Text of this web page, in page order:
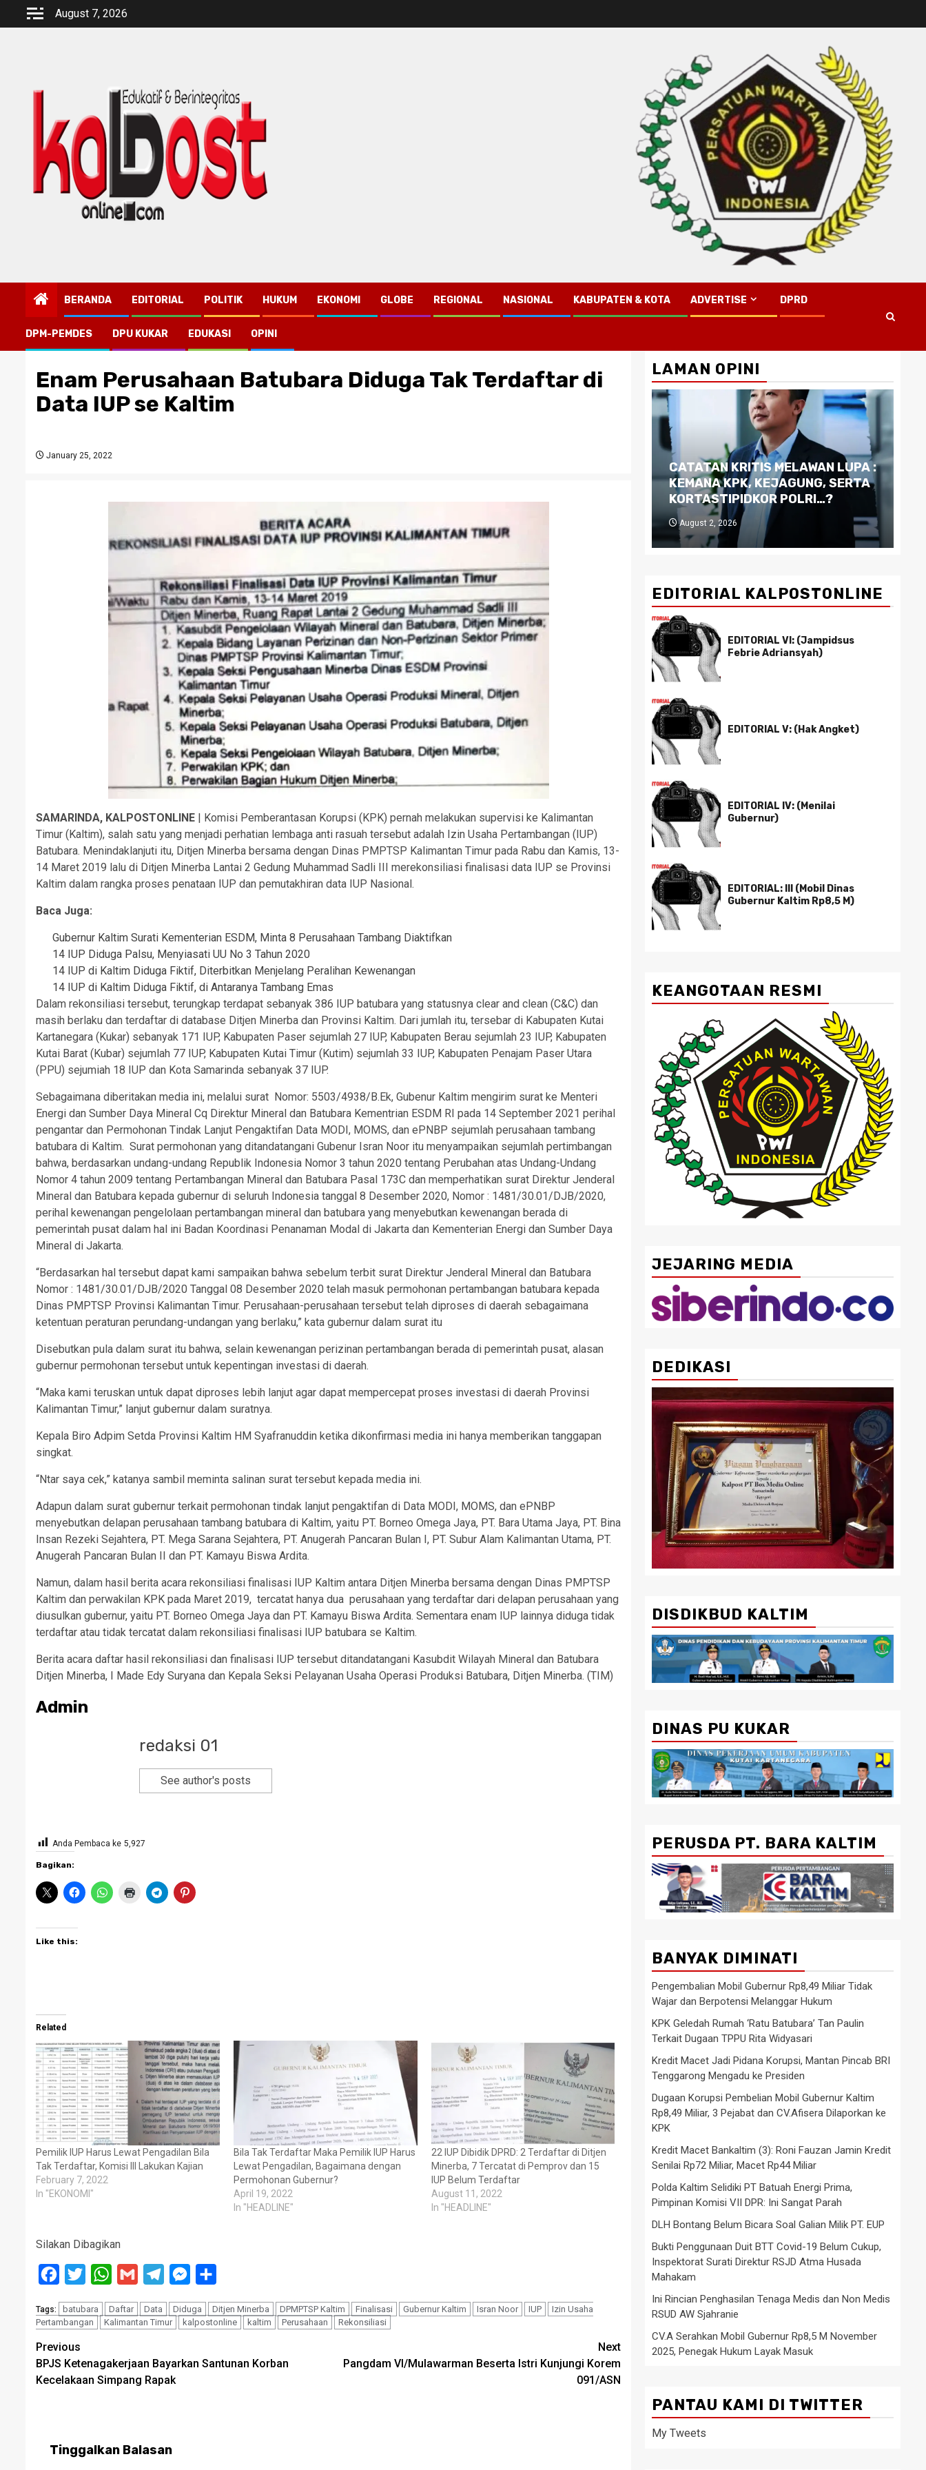
August 7, 2026
BERANDA EDITORIAL POLITIK HUKUM EKONOMI GLOBE REGIONAL NASIONAL KABUPATEN & KOTA ADVERTISE DPRD
DPM-PEMDES DPU KUKAR EDUKASI OPINI
Enam Perusahaan Batubara Diduga Tak Terdaftar di
Data IUP se Kaltim
January 25, 2022
SAMARINDA, KALPOSTONLINE | Komisi Pemberantasan Korupsi (KPK) pernah melakukan supervisi ke Kalimantan
Timur (Kaltim), salah satu yang menjadi perhatian lembaga anti rasuah tersebut adalah Izin Usaha Pertambangan (IUP)
Batubara. Menindaklanjuti itu, Ditjen Minerba bersama dengan Dinas PMPTSP Kalimantan Timur pada Rabu dan Kamis, 13-
14 Maret 2019 lalu di Ditjen Minerba Lantai 2 Gedung Muhammad Sadli III merekonsiliasi finalisasi data IUP se Provinsi
Kaltim dalam rangka proses penataan IUP dan pemutakhiran data IUP Nasional.
Baca Juga:
Gubernur Kaltim Surati Kementerian ESDM, Minta 8 Perusahaan Tambang Diaktifkan
14 IUP Diduga Palsu, Menyiasati UU No 3 Tahun 2020
14 IUP di Kaltim Diduga Fiktif, Diterbitkan Menjelang Peralihan Kewenangan
14 IUP di Kaltim Diduga Fiktif, di Antaranya Tambang Emas
Dalam rekonsiliasi tersebut, terungkap terdapat sebanyak 386 IUP batubara yang statusnya clear and clean (C&C) dan
masih berlaku dan terdaftar di database Ditjen Minerba dan Provinsi Kaltim. Dari jumlah itu, tersebar di Kabupaten Kutai
Kartanegara (Kukar) sebanyak 171 IUP, Kabupaten Paser sejumlah 27 IUP, Kabupaten Berau sejumlah 23 IUP, Kabupaten
Kutai Barat (Kubar) sejumlah 77 IUP, Kabupaten Kutai Timur (Kutim) sejumlah 33 IUP, Kabupaten Penajam Paser Utara
(PPU) sejumiah 18 IUP dan Kota Samarinda sebanyak 37 IUP.
Sebagaimana diberitakan media ini, melalui surat Nomor: 5503/4938/B.Ek, Gubenur Kaltim mengirim surat ke Menteri
Energi dan Sumber Daya Mineral Cq Direktur Mineral dan Batubara Kementrian ESDM RI pada 14 September 2021 perihal
pengantar dan Permohonan Tindak Lanjut Pengaktifan Data MODI, MOMS, dan ePNBP sejumlah perusahaan tambang
batubara di Kaltim. Surat permohonan yang ditandatangani Gubenur Isran Noor itu menyampaikan sejumlah pertimbangan
bahwa, berdasarkan undang-undang Republik Indonesia Nomor 3 tahun 2020 tentang Perubahan atas Undang-Undang
Nomor 4 tahun 2009 tentang Pertambangan Mineral dan Batubara Pasal 173C dan memperhatikan surat Direktur Jenderal
Mineral dan Batubara kepada gubernur di seluruh Indonesia tanggal 8 Desember 2020, Nomor : 1481/30.01/DJB/2020,
perihal kewenangan pengelolaan pertambangan mineral dan batubara yang menyebutkan kewenangan berada di
pemerintah pusat dalam hal ini Badan Koordinasi Penanaman Modal di Jakarta dan Kementerian Energi dan Sumber Daya
Mineral di Jakarta.
“Berdasarkan hal tersebut dapat kami sampaikan bahwa sebelum terbit surat Direktur Jenderal Mineral dan Batubara
Nomor : 1481/30.01/DJB/2020 Tanggal 08 Desember 2020 telah masuk permohonan pertambangan batubara kepada
Dinas PMPTSP Provinsi Kalimantan Timur. Perusahaan-perusahaan tersebut telah diproses di daerah sebagaimana
ketentuan peraturan perundang-undangan yang berlaku,” kata gubernur dalam surat itu
Disebutkan pula dalam surat itu bahwa, selain kewenangan perizinan pertambangan berada di pemerintah pusat, alasan
gubernur permohonan tersebut untuk kepentingan investasi di daerah.
“Maka kami teruskan untuk dapat diproses lebih lanjut agar dapat mempercepat proses investasi di daerah Provinsi
Kalimantan Timur,” lanjut gubernur dalam suratnya.
Kepala Biro Adpim Setda Provinsi Kaltim HM Syafranuddin ketika dikonfirmasi media ini hanya memberikan tanggapan
singkat.
“Ntar saya cek,” katanya sambil meminta salinan surat tersebut kepada media ini.
Adapun dalam surat gubernur terkait permohonan tindak lanjut pengaktifan di Data MODI, MOMS, dan ePNBP
menyebutkan delapan perusahaan tambang batubara di Kaltim, yaitu PT. Borneo Omega Jaya, PT. Bara Utama Jaya, PT. Bina
Insan Rezeki Sejahtera, PT. Mega Sarana Sejahtera, PT. Anugerah Pancaran Bulan I, PT. Subur Alam Kalimantan Utama, PT.
Anugerah Pancaran Bulan II dan PT. Kamayu Biswa Ardita.
Namun, dalam hasil berita acara rekonsiliasi finalisasi IUP Kaltim antara Ditjen Minerba bersama dengan Dinas PMPTSP
Kaltim dan perwakilan KPK pada Maret 2019, tercatat hanya dua perusahaan yang terdaftar dari delapan perusahaan yang
diusulkan gubernur, yaitu PT. Borneo Omega Jaya dan PT. Kamayu Biswa Ardita. Sementara enam IUP lainnya diduga tidak
terdaftar atau tidak tercatat dalam rekonsiliasi finalisasi IUP batubara se Kaltim.
Berita acara daftar hasil rekonsiliasi dan finalisasi IUP tersebut ditandatangani Kasubdit Wilayah Mineral dan Batubara
Ditjen Minerba, I Made Edy Suryana dan Kepala Seksi Pelayanan Usaha Operasi Produksi Batubara, Ditjen Minerba. (TIM)
Admin
redaksi 01
See author's posts
Anda Pembaca ke 5,927
Bagikan:
Like this:
Related
Pemilik IUP Harus Lewat Pengadilan Bila
Tak Terdaftar, Komisi III Lakukan Kajian
February 7, 2022
In "EKONOMI"
Bila Tak Terdaftar Maka Pemilik IUP Harus
Lewat Pengadilan, Bagaimana dengan
Permohonan Gubernur?
April 19, 2022
In "HEADLINE"
22 IUP Dibidik DPRD: 2 Terdaftar di Ditjen
Minerba, 7 Tercatat di Pemprov dan 15
IUP Belum Terdaftar
August 11, 2022
In "HEADLINE"
Silakan Dibagikan
Facebook
Twitter WhatsApp
Gmail TelegramMessenger
Tags: batubara Daftar Data Diduga Ditjen Minerba DPMPTSP Kaltim Finalisasi Gubernur Kaltim Isran Noor IUP
Izin Usaha
Pertambangan
Kalimantan Timur kalpostonline kaltim Perusahaan Rekonsiliasi
Post
navigation
Previous
BPJS Ketenagakerjaan Bayarkan Santunan Korban
Kecelakaan Simpang Rapak
Next
Pangdam VI/Mulawarman Beserta Istri Kunjungi Korem
091/ASN
Tinggalkan Balasan
LAMAN OPINI
CATATAN KRITIS MELAWAN LUPA :
KEMANA KPK, KEJAGUNG, SERTA
KORTASTIPIDKOR POLRI…?
August 2, 2026
EDITORIAL KALPOSTONLINE
EDITORIAL VI: (Jampidsus
Febrie Adriansyah)
EDITORIAL V: (Hak Angket)
EDITORIAL IV: (Menilai
Gubernur)
EDITORIAL: III (Mobil Dinas
Gubernur Kaltim Rp8,5 M)
KEANGOTAAN RESMI
JEJARING MEDIA
DEDIKASI
DISDIKBUD KALTIM
DINAS PU KUKAR
PERUSDA PT. BARA KALTIM
BANYAK DIMINATI
Pengembalian Mobil Gubernur Rp8,49 Miliar Tidak
Wajar dan Berpotensi Melanggar Hukum
KPK Geledah Rumah ‘Ratu Batubara’ Tan Paulin
Terkait Dugaan TPPU Rita Widyasari
Kredit Macet Jadi Pidana Korupsi, Mantan Pincab BRI
Tenggarong Mengadu ke Presiden
Dugaan Korupsi Pembelian Mobil Gubernur Kaltim
Rp8,49 Miliar, 3 Pejabat dan CV.Afisera Dilaporkan ke
KPK
Kredit Macet Bankaltim (3): Roni Fauzan Jamin Kredit
Senilai Rp72 Miliar, Macet Rp44 Miliar
Polda Kaltim Selidiki PT Batuah Energi Prima,
Pimpinan Komisi VII DPR: Ini Sangat Parah
DLH Bontang Belum Bicara Soal Galian Milik PT. EUP
Bukti Penggunaan Duit BTT Covid-19 Belum Cukup,
Inspektorat Surati Direktur RSJD Atma Husada
Mahakam
Ini Rincian Penghasilan Tenaga Medis dan Non Medis
RSUD AW Sjahranie
CV.A Serahkan Mobil Gubernur Rp8,5 M November
2025, Penegak Hukum Layak Masuk
PANTAU KAMI DI TWITTER
My Tweets